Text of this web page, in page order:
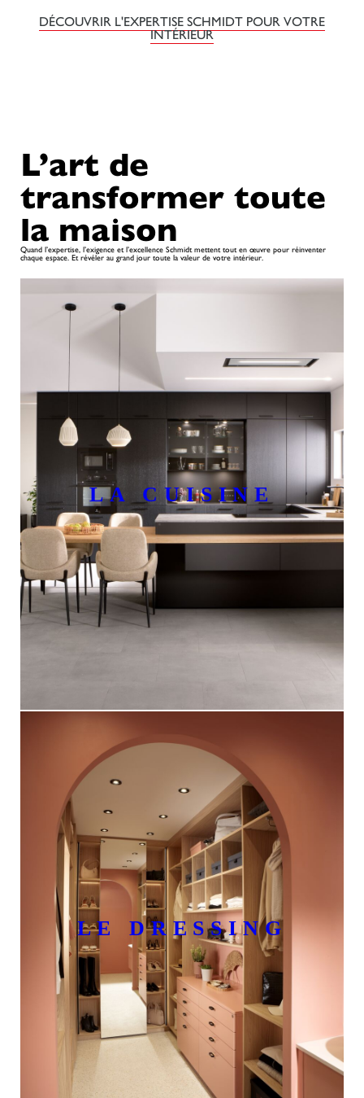
DÉCOUVRIR L'EXPERTISE SCHMIDT POUR VOTRE
INTÉRIEUR
L’art de
transformer toute
la maison
Quand l’expertise, l’exigence et l’excellence Schmidt mettent tout en œuvre pour réinventer
chaque espace. Et révéler au grand jour toute la valeur de votre intérieur.
LA CUISINE
LE DRESSING